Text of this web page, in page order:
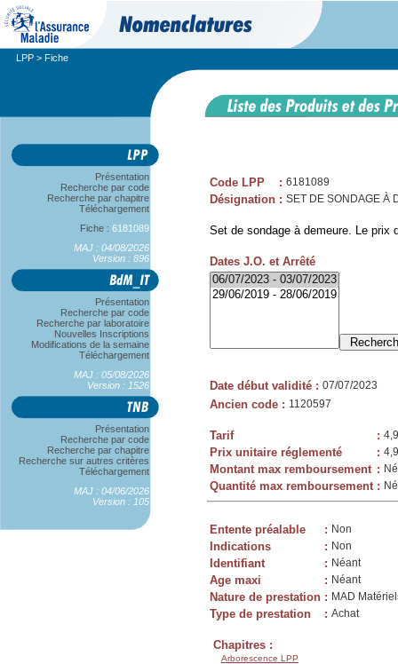
LPP > Fiche
Présentation
Recherche par code
Recherche par chapitre
Téléchargement
Fiche : 6181089
MAJ : 04/08/2026
Version : 896
Présentation
Recherche par code
Recherche par laboratoire
Nouvelles Inscriptions
Modifications de la semaine
Téléchargement
MAJ : 05/08/2026
Version : 1526
Présentation
Recherche par code
Recherche par chapitre
Recherche sur autres critères
Téléchargement
MAJ : 04/06/2026
Version : 105
Code LPP : 6181089
Désignation : SET DE SONDAGE À
Set de sondage à demeure. Le prix
Dates J.O. et Arrêté
Date début validité : 07/07/2023
Ancien code : 1120597
Tarif :
Prix unitaire réglementé :
Montant max remboursement :
Quantité max remboursement :
Entente préalable : Non
Indications : Non
Identifiant : Néant
Age maxi : Néant
Nature de prestation : MAD
Type de prestation : Achat
Chapitres :
Arborescence LPP